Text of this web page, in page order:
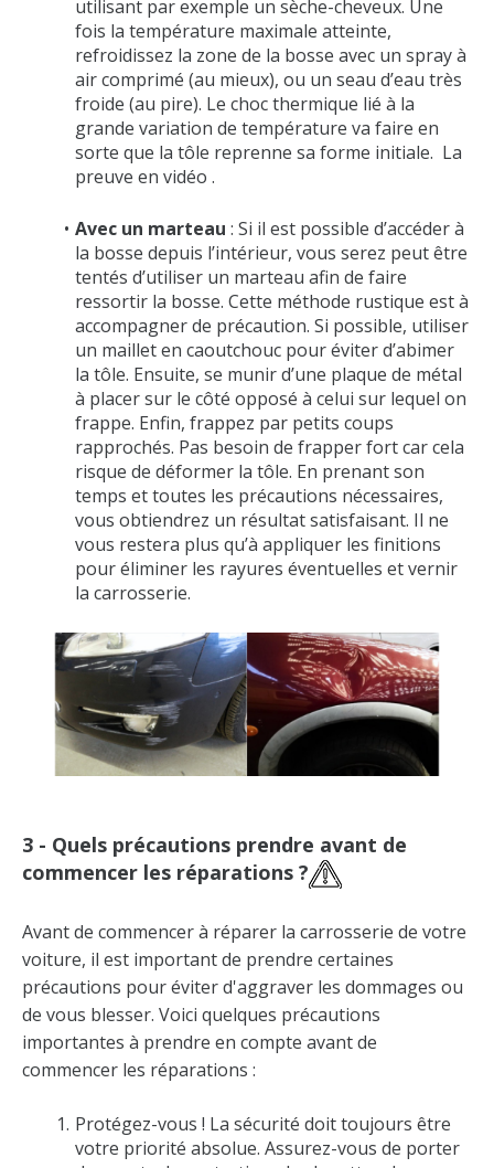
utilisant par exemple un sèche-cheveux. Une
fois la température maximale atteinte,
refroidissez la zone de la bosse avec un spray à
air comprimé (au mieux), ou un seau d’eau très
froide (au pire). Le choc thermique lié à la
grande variation de température va faire en
sorte que la tôle reprenne sa forme initiale. La
preuve en vidéo .
Avec un marteau : Si il est possible d’accéder à
la bosse depuis l’intérieur, vous serez peut être
tentés d’utiliser un marteau afin de faire
ressortir la bosse. Cette méthode rustique est à
accompagner de précaution. Si possible, utiliser
un maillet en caoutchouc pour éviter d’abimer
la tôle. Ensuite, se munir d’une plaque de métal
à placer sur le côté opposé à celui sur lequel on
frappe. Enfin, frappez par petits coups
rapprochés. Pas besoin de frapper fort car cela
risque de déformer la tôle. En prenant son
temps et toutes les précautions nécessaires,
vous obtiendrez un résultat satisfaisant. Il ne
vous restera plus qu’à appliquer les finitions
pour éliminer les rayures éventuelles et vernir
la carrosserie.
3 - Quels précautions prendre avant de
commencer les réparations ?
Avant de commencer à réparer la carrosserie de votre
voiture, il est important de prendre certaines
précautions pour éviter d'aggraver les dommages ou
de vous blesser. Voici quelques précautions
importantes à prendre en compte avant de
commencer les réparations :
Protégez-vous ! La sécurité doit toujours être
votre priorité absolue. Assurez-vous de porter